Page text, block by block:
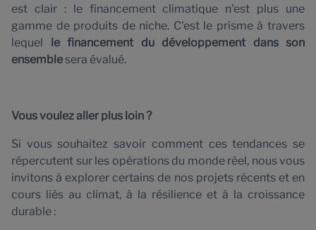
est clair : le financement climatique n'est plus une
gamme de produits de niche. C'est le prisme à travers
lequel le financement du développement dans son
ensemblesera évalué.
Vous voulez aller plus loin ?
Si vous souhaitez savoir comment ces tendances se
répercutent sur les opérations du monde réel, nous vous
invitons à explorer certains de nos projets récents et en
cours liés au climat, à la résilience et à la croissance
durable :